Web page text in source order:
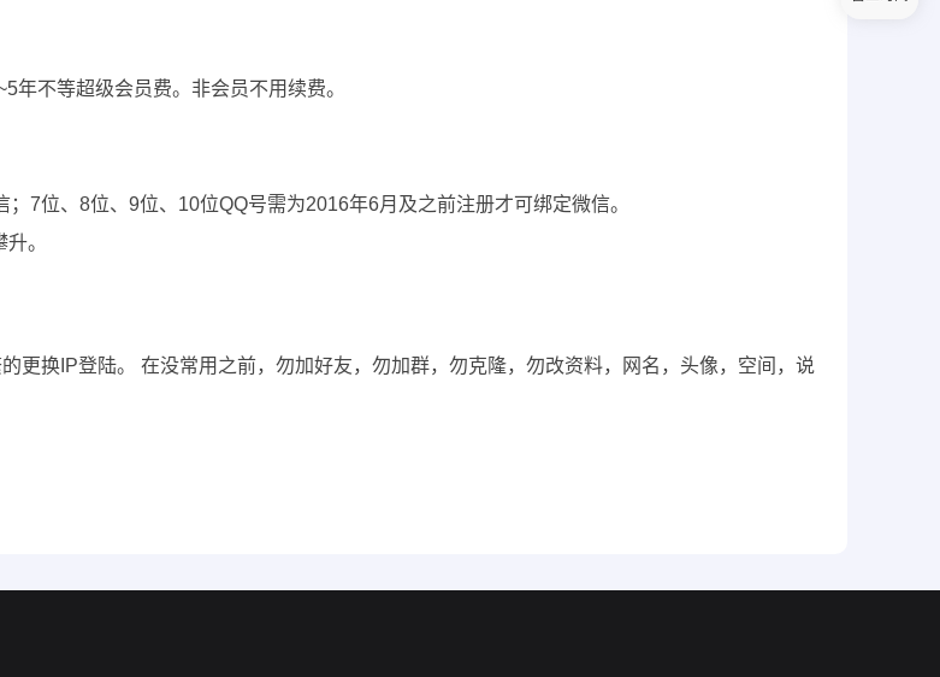
年不等超级会员费。非会员不用续费。
7位、8位、9位、10位QQ号需为2016年6月及之前注册才可绑定微信。
。
更换IP登陆。 在没常用之前，勿加好友，勿加群，勿克隆，勿改资料，网名，头像，空间，说